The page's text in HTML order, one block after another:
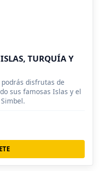
TURQUÍA Y
disfrutas de
sus famosas Islas y el